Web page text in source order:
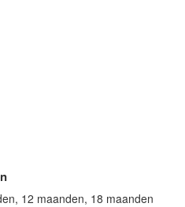
12 maanden, 18 maanden